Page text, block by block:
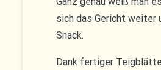
sich das Gericht weiter
Snack.
Dank fertiger